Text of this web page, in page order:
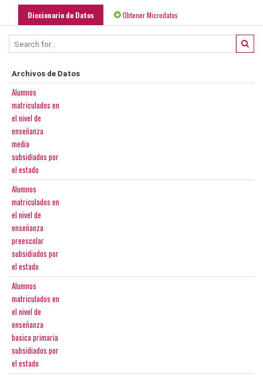
Diccionario de Datos Obtener Microdatos
Archivos de Datos
Alumnos
matriculados en
el nivel de
enseñanza
media
subsidiados por
el estado
Alumnos
matriculados en
el nivel de
enseñanza
preescolar
subsidiados por
el estado
Alumnos
matriculados en
el nivel de
enseñanza
basica primaria
subsidiados por
el estado